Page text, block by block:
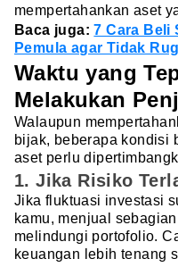
mempertahankan aset
Baca juga:7 Cara Beli
Pemula agar Tidak
Waktu yang
Melakukan
Walaupun
bijak, beberapa kondisi
aset perlu
1. Jika Risiko
Jika fluktuasi investasi
kamu, menjual
melindungi portofolio.
keuangan lebih tenang